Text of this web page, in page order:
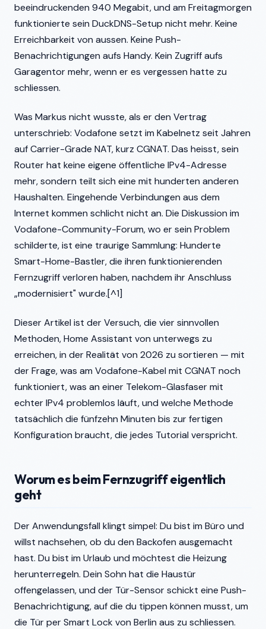
beeindruckenden 940 Megabit, und am Freitagmorgen
funktionierte sein DuckDNS-Setup nicht mehr. Keine
Erreichbarkeit von aussen. Keine Push-
Benachrichtigungen aufs Handy. Kein Zugriff aufs
Garagentor mehr, wenn er es vergessen hatte zu
schliessen.
Was Markus nicht wusste, als er den Vertrag
unterschrieb: Vodafone setzt im Kabelnetz seit Jahren
auf Carrier-Grade NAT, kurz CGNAT. Das heisst, sein
Router hat keine eigene öffentliche IPv4-Adresse
mehr, sondern teilt sich eine mit hunderten anderen
Haushalten. Eingehende Verbindungen aus dem
Internet kommen schlicht nicht an. Die Diskussion im
Vodafone-Community-Forum, wo er sein Problem
schilderte, ist eine traurige Sammlung: Hunderte
Smart-Home-Bastler, die ihren funktionierenden
Fernzugriff verloren haben, nachdem ihr Anschluss
„modernisiert" wurde.[^1]
Dieser Artikel ist der Versuch, die vier sinnvollen
Methoden, Home Assistant von unterwegs zu
erreichen, in der Realität von 2026 zu sortieren — mit
der Frage, was am Vodafone-Kabel mit CGNAT noch
funktioniert, was an einer Telekom-Glasfaser mit
echter IPv4 problemlos läuft, und welche Methode
tatsächlich die fünfzehn Minuten bis zur fertigen
Konfiguration braucht, die jedes Tutorial verspricht.
Worum es beim Fernzugriff eigentlich
geht
Der Anwendungsfall klingt simpel: Du bist im Büro und
willst nachsehen, ob du den Backofen ausgemacht
hast. Du bist im Urlaub und möchtest die Heizung
herunterregeln. Dein Sohn hat die Haustür
offengelassen, und der Tür-Sensor schickt eine Push-
Benachrichtigung, auf die du tippen können musst, um
die Tür per Smart Lock von Berlin aus zu schliessen.